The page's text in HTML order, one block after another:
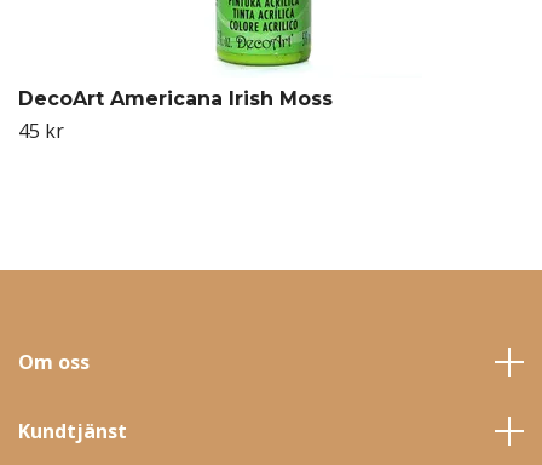
DecoArt Americana Irish Moss
45 kr
Om oss
Kundtjänst